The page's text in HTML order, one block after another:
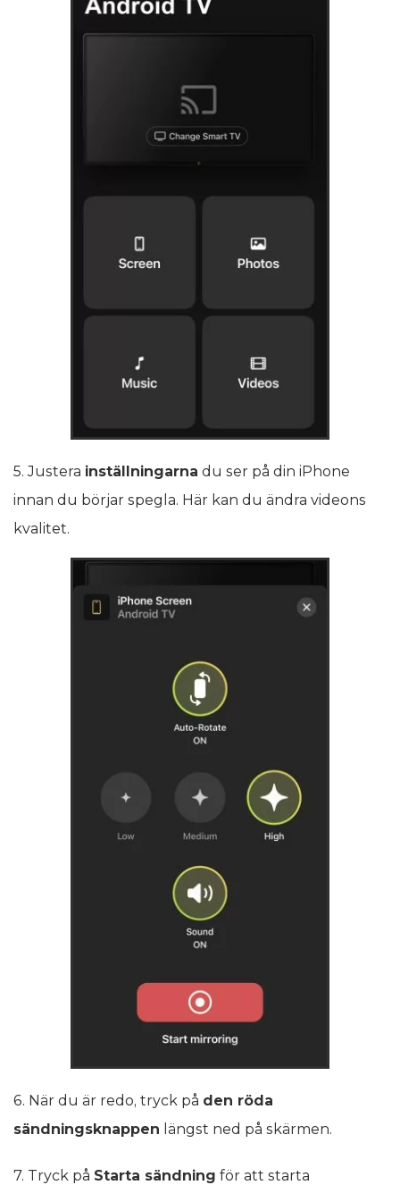
5. Justera inställningarna du ser på din iPhone
innan du börjar spegla. Här kan du ändra videons
kvalitet.
6. När du är redo, tryck på den röda
sändningsknappen längst ned på skärmen.
7. Tryck på Starta sändning för att starta